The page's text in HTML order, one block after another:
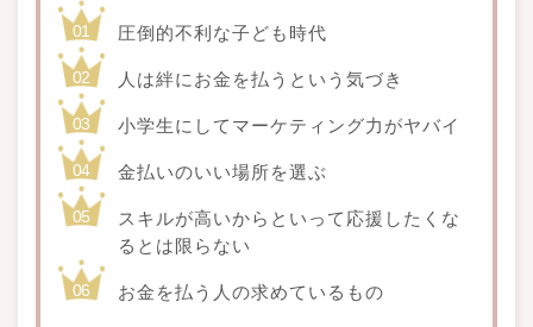
圧倒的不利な子ども時代
人は絆にお金を払うという気づき
小学生にしてマーケティング力がヤバイ
金払いのいい場所を選ぶ
スキルが高いからといって応援したくな
るとは限らない
お金を払う人の求めているもの